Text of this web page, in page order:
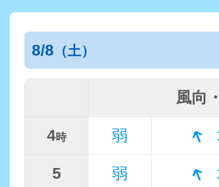
8/8 （土）
風向
4時 弱
5 弱